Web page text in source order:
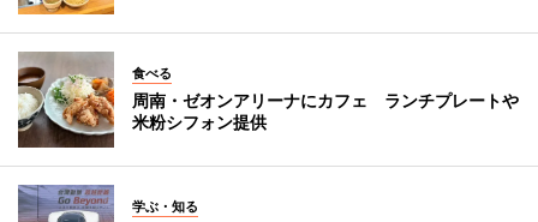
食べる
周南・ゼオンアリーナにカフェ ランチプレートや
米粉シフォン提供
学ぶ・知る